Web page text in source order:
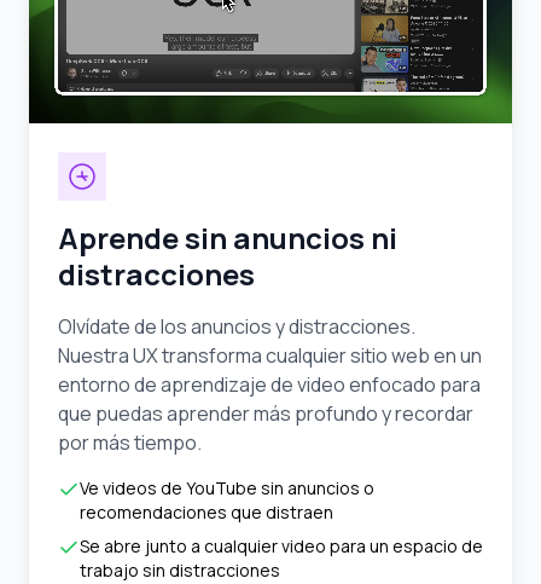
Aprende sin anuncios ni
distracciones
Olvídate de los anuncios y distracciones.
Nuestra UX transforma cualquier sitio web en un
entorno de aprendizaje de video enfocado para
que puedas aprender más profundo y recordar
por más tiempo.
Ve videos de YouTube sin anuncios o
recomendaciones que distraen
Se abre junto a cualquier video para un espacio de
trabajo sin distracciones